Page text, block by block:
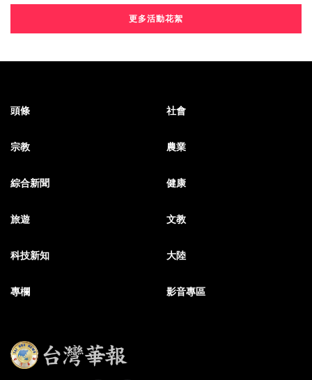
更多活動花絮
頭條 社會
宗教 農業
綜合新聞 健康
旅遊 文教
科技新知 大陸
專欄 影音專區